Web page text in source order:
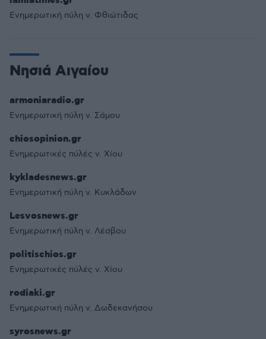
Ενημερωτική πύλη ν. Φθιώτιδας
Νησιά Αιγαίου
armoniaradio.gr
Ενημερωτική πύλη ν. Σάμου
chiosopinion.gr
Ενημερωτικές πύλές ν. Χίου
kykladesnews.gr
Ενημερωτική πύλη ν. Κυκλάδων
Lesvosnews.gr
Ενημερωτική πύλη ν. Λέσβου
politischios.gr
Ενημερωτικές πύλές ν. Χίου
rodiaki.gr
Ενημερωτική πύλη ν. Δωδεκανήσου
syrosnews.gr